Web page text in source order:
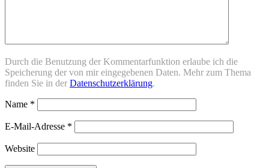
Durch die Benutzung der Kommentarfunktion erlaube ich die
Speicherung der von mir eingegebenen Daten. Mehr zum Thema
finden Sie in der Datenschutzerklärung.
Name *
E-Mail-Adresse *
Website